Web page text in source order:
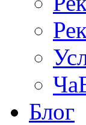
Блог